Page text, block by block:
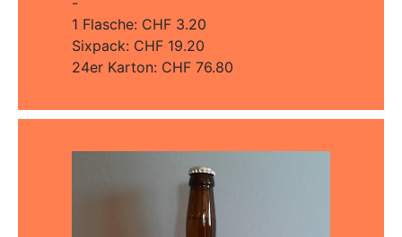
1 Flasche: CHF 3.20
Sixpack: CHF 19.20
24er Karton: CHF 76.80